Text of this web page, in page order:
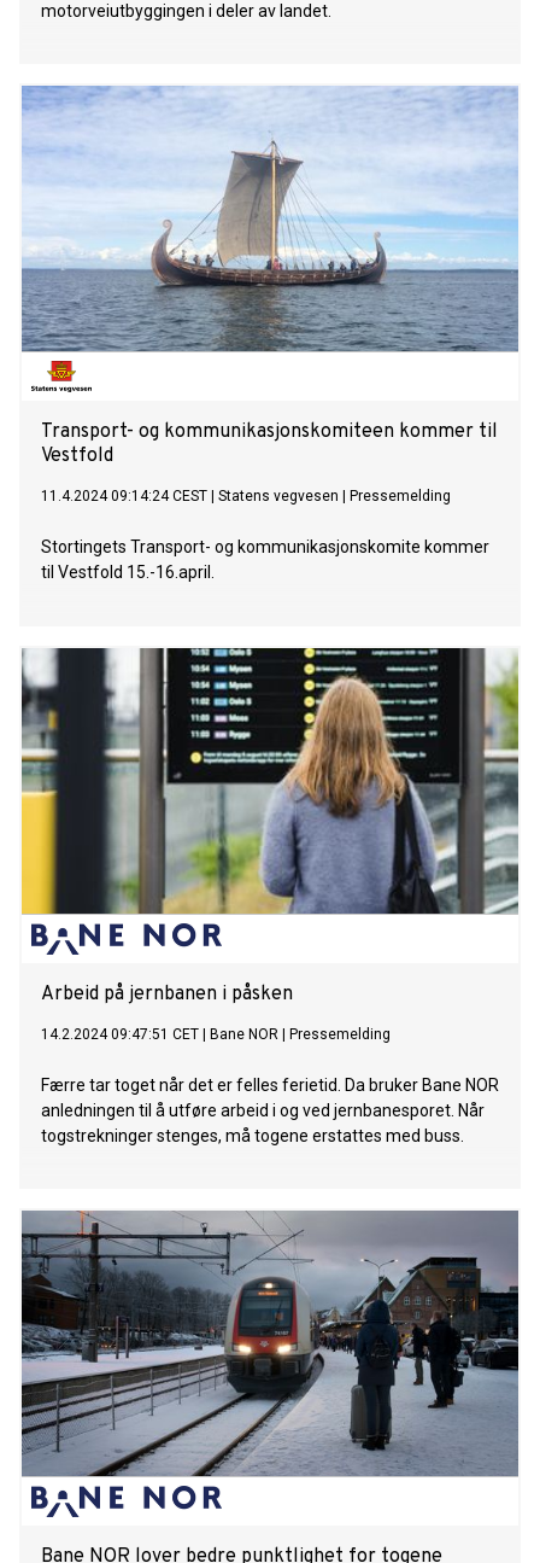
motorveiutbyggingen i deler av landet.
Transport- og kommunikasjonskomiteen kommer til
Vestfold
11.4.2024 09:14:24 CEST Statens vegvesen Pressemelding
Stortingets Transport- og kommunikasjonskomite kommer
til Vestfold 15.-16.april.
Arbeid på jernbanen i påsken
14.2.2024 09:47:51 CET Bane NOR Pressemelding
Færre tar toget når det er felles ferietid. Da bruker Bane NOR
anledningen til å utføre arbeid i og ved jernbanesporet. Når
togstrekninger stenges, må togene erstattes med buss.
Bane NOR lover bedre punktlighet for togene